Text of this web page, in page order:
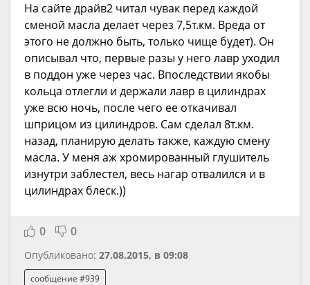
На сайте драйв2 читал чувак перед каждой
сменой масла делает через 7,5т.км. Вреда от
этого не должно быть, только чище будет). Он
описывал что, первые разы у него лавр уходил
в поддон уже через час. Впоследствии якобы
кольца отлегли и держали лавр в цилиндрах
уже всю ночь, после чего ее откачивал
шприцом из цилиндров. Сам сделал 8т.км.
назад, планирую делать также, каждую смену
масла. У меня аж хромированный глушитель
изнутри заблестел, весь нагар отвалился и в
цилиндрах блеск.))
0 0
Опубликовано: 27.08.2015, в 09:08
сообщение #939